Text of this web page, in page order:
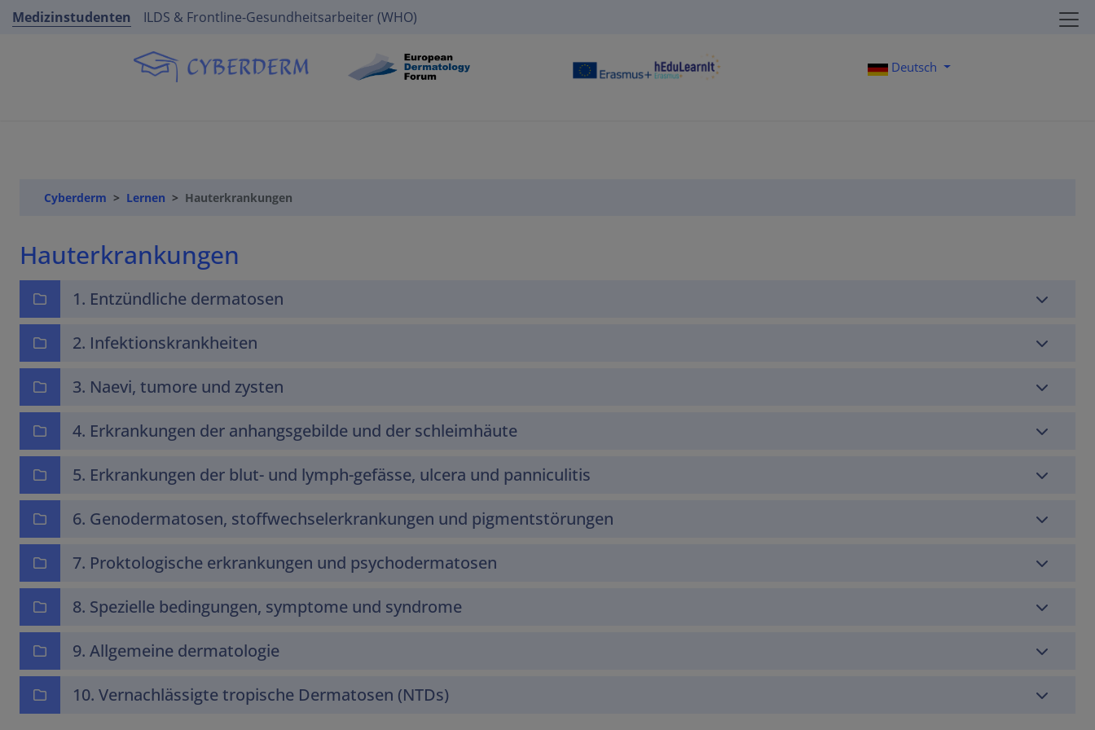
Medizinstudenten ILDS & Frontline-Gesundheitsarbeiter (WHO)
Deutsch
Cyberderm Lernen Hauterkrankungen
Hauterkrankungen
1. Entzündliche dermatosen
2. Infektionskrankheiten
3. Naevi, tumore und zysten
4. Erkrankungen der anhangsgebilde und der schleimhäute
5. Erkrankungen der blut- und lymph-gefässe, ulcera und panniculitis
6. Genodermatosen, stoffwechselerkrankungen und pigmentstörungen
7. Proktologische erkrankungen und psychodermatosen
8. Spezielle bedingungen, symptome und syndrome
9. Allgemeine dermatologie
10. Vernachlässigte tropische Dermatosen (NTDs)